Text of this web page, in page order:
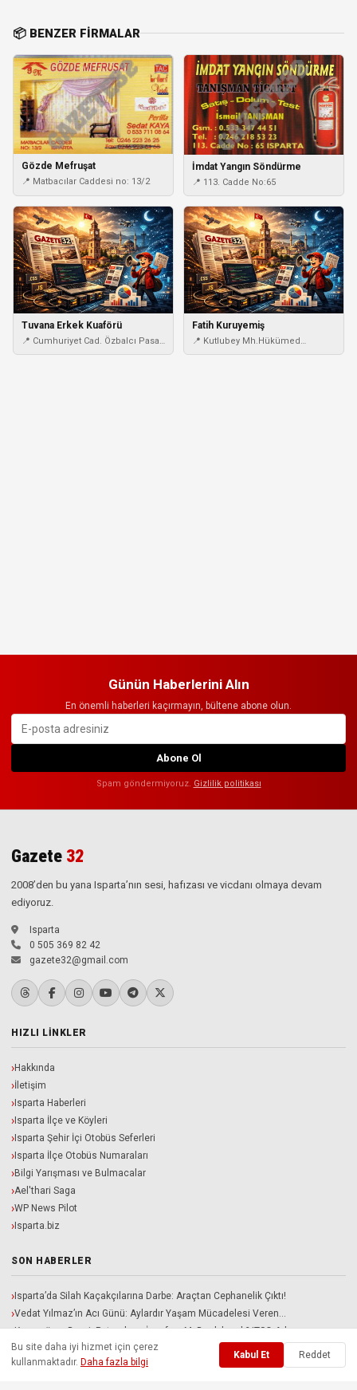
📦 BENZER FIRMALAR
Gözde Mefruşat
📍 Matbacılar Caddesi no: 13/2
İmdat Yangın Söndürme
📍 113. Cadde No:65
Tuvana Erkek Kuaförü
📍 Cumhuriyet Cad. Özbalcı Pasajı
. No: 16
Fatih Kuruyemiş
📍 Kutlubey Mh.Hükümed
Cad..No:1 İsparta
Günün Haberlerini Alın
En önemli haberleri kaçırmayın, bültene abone olun.
Abone Ol
Spam göndermiyoruz. Gizlilik politikası
Gazete 32
2008’den bu yana Isparta’nın sesi, hafızası ve vicdanı olmaya devam
ediyoruz.
Isparta
0 505 369 82 42
gazete32@gmail.com
HIZLI LINKLER
Hakkında
İletişim
Isparta Haberleri
Isparta İlçe ve Köyleri
Isparta Şehir İçi Otobüs Seferleri
Isparta İlçe Otobüs Numaraları
Bilgi Yarışması ve Bulmacalar
Ael'thari Saga
WP News Pilot
Isparta.biz
SON HABERLER
Isparta’da Silah Kaçakçılarına Darbe: Araçtan Cephanelik Çıktı!
Vedat Yılmaz’ın Acı Günü: Aylardır Yaşam Mücadelesi Veren…
Karacaören Barajı Patronların İnsafına Mı Bırakılacak? ITSO Adayı…
Davraz Kampında Sıcak Gelişme: Sakaryaspor İle Isparta 32…
Isparta Belediyesi ve İlçe Belediyelerinde Yeni Kadro Ayarı!…
Bu site daha iyi hizmet için çerez
kullanmaktadır. Daha fazla bilgi
Kabul Et Reddet